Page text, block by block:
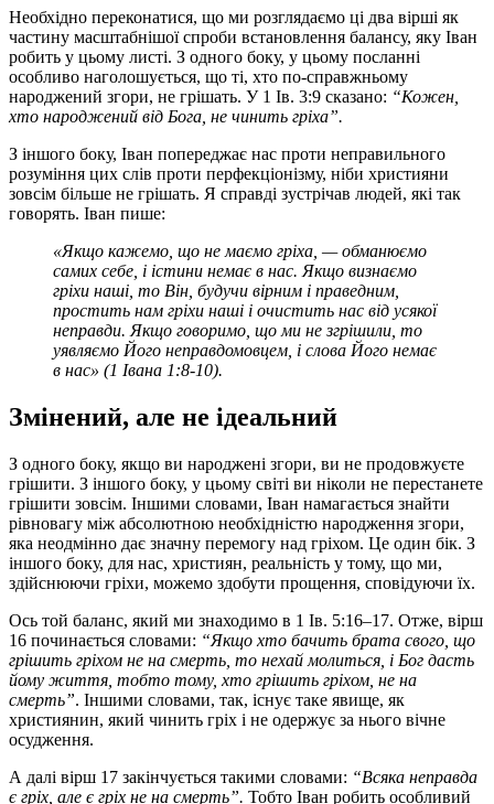
Необхідно переконатися, що ми розглядаємо ці два вірші як
частину масштабнішої спроби встановлення балансу, яку Іван
робить у цьому листі. З одного боку, у цьому посланні
особливо наголошується, що ті, хто по-справжньому
народжений згори, не грішать. У 1 Ів. 3:9 сказано: “Кожен,
хто народжений від Бога, не чинить гріха”.
З іншого боку, Іван попереджає нас проти неправильного
розуміння цих слів проти перфекціонізму, ніби християни
зовсім більше не грішать. Я справді зустрічав людей, які так
говорять. Іван пише:
«Якщо кажемо, що не маємо гріха, — обманюємо
самих себе, і істини немає в нас. Якщо визнаємо
гріхи наші, то Він, будучи вірним і праведним,
простить нам гріхи наші і очистить нас від усякої
неправди. Якщо говоримо, що ми не згрішили, то
уявляємо Його неправдомовцем, і слова Його немає
в нас» (1 Івана 1:8-10).
Змінений, але не ідеальний
З одного боку, якщо ви народжені згори, ви не продовжуєте
грішити. З іншого боку, у цьому світі ви ніколи не перестанете
грішити зовсім. Іншими словами, Іван намагається знайти
рівновагу між абсолютною необхідністю народження згори,
яка неодмінно дає значну перемогу над гріхом. Це один бік. З
іншого боку, для нас, християн, реальність у тому, що ми,
здійснюючи гріхи, можемо здобути прощення, сповідуючи їх.
Ось той баланс, який ми знаходимо в 1 Ів. 5:16–17. Отже, вірш
16 починається словами: “Якщо хто бачить брата свого, що
грішить гріхом не на смерть, то нехай молиться, і Бог дасть
йому життя, тобто тому, хто грішить гріхом, не на
смерть”. Іншими словами, так, існує таке явище, як
християнин, який чинить гріх і не одержує за нього вічне
осудження.
А далі вірш 17 закінчується такими словами: “Всяка неправда
є гріх, але є гріх не на смерть”. Тобто Іван робить особливий